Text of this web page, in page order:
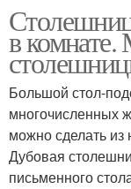
в
Большой стол-
многочисленных
можно сделать из
Дубовая
письменного